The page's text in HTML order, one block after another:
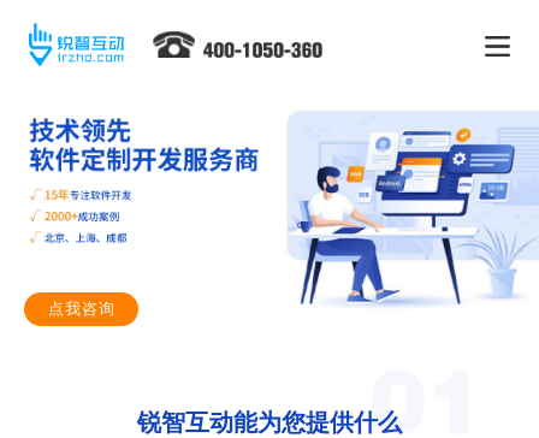
点我咨询
锐智互动能为您提供什么